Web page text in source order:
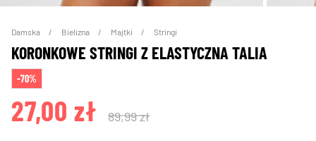
Damska Bielizna Majtki Stringi
KORONKOWE STRINGI Z ELASTYCZNA TALIA
-70%
27,00 zł 89,99 zł